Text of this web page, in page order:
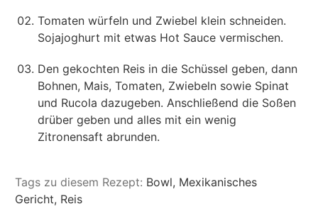
Tomaten würfeln und Zwiebel klein schneiden.
Sojajoghurt mit etwas Hot Sauce vermischen.
Den gekochten Reis in die Schüssel geben, dann
Bohnen, Mais, Tomaten, Zwiebeln sowie Spinat
und Rucola dazugeben. Anschließend die Soßen
drüber geben und alles mit ein wenig
Zitronensaft abrunden.
Tags zu diesem Rezept: Bowl, Mexikanisches
Gericht, Reis